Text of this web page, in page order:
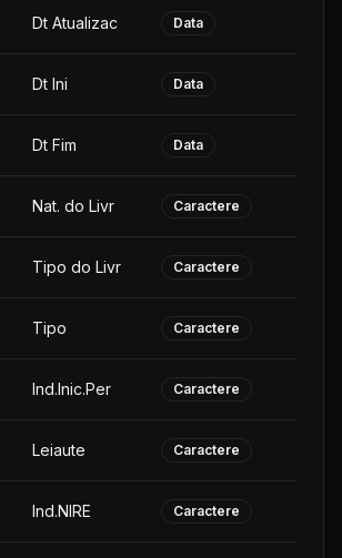
Dt Atualizac Data
Dt Ini Data
Dt Fim Data
Nat. do Livr Caractere
Tipo do Livr Caractere
Tipo Caractere
Ind.Inic.Per Caractere
Leiaute Caractere
Ind.NIRE Caractere